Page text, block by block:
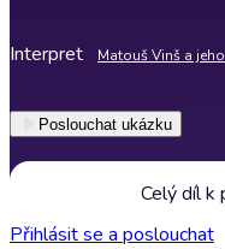
Interpret Matouš Vinš a
Poslouchat ukázku
Celý díl k
Přihlásit se a poslouchat